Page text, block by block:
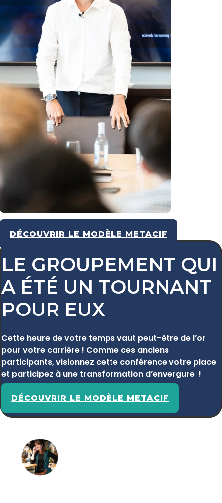
DÉCOUVRIR LE MODÈLE METACIF
LE GROUPEMENT QUI
A ÉTÉ UN TOURNANT
POUR EUX
Cette heure de votre temps vaut peut-être de l’or
pour votre carrière ! Comme ces anciens
participants, visionnez cette conférence votre place
et participez à une transformation d’envergure !
DÉCOUVRIR LE MODÈLE METACIF